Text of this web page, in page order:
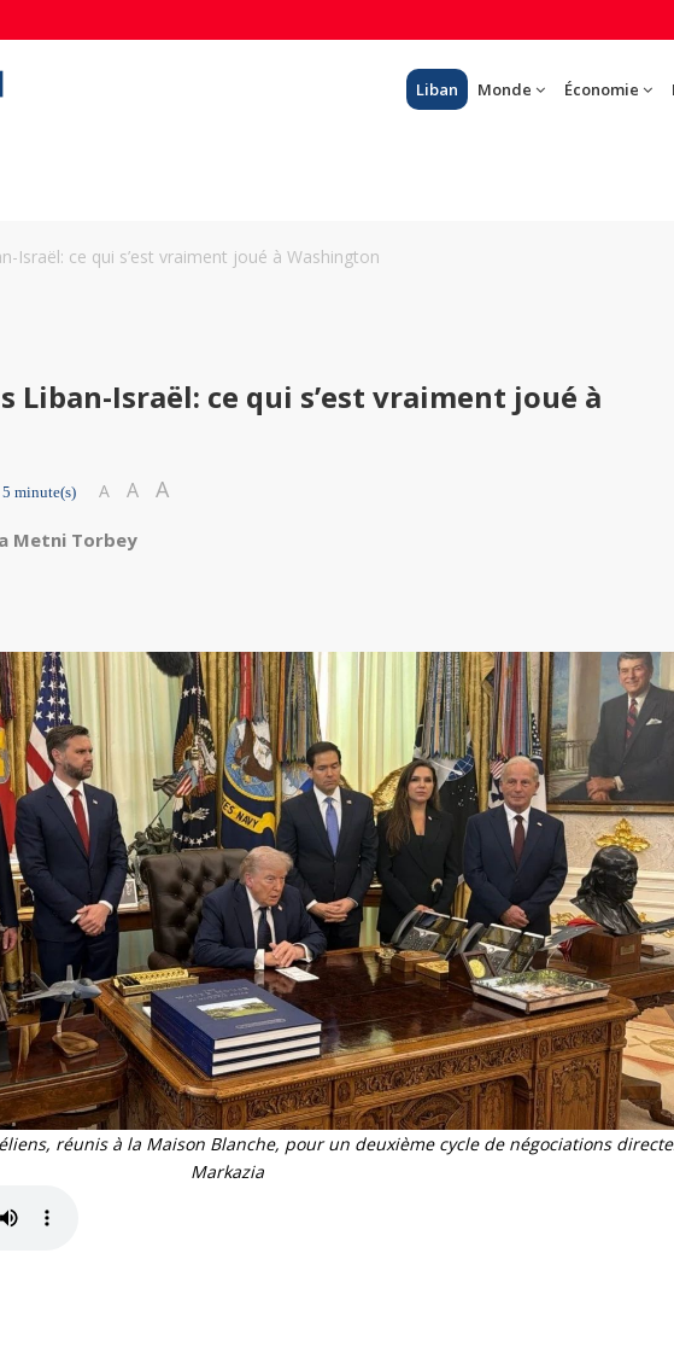
Liban Monde Économie
Israël: ce qui s’est vraiment joué à Washington
Liban-Israël: ce qui s’est vraiment joué à
minute(s) A A A
Metni Torbey
réunis à la Maison Blanche, pour un deuxième cycle de négociations
Markazia